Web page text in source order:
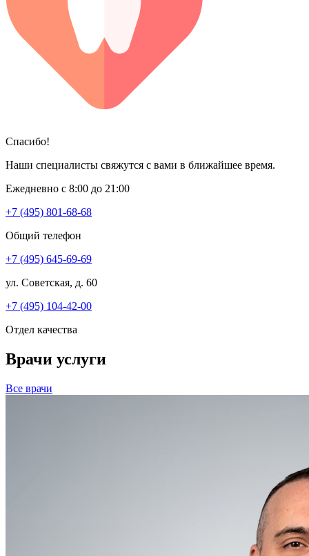
Спасибо!
Наши специалисты свяжутся с вами в ближайшее время.
Ежедневно с 8:00 до 21:00
+7 (495) 801-68-68
Общий телефон
+7 (495) 645-69-69
ул. Советская, д. 60
+7 (495) 104-42-00
Отдел качества
Врачи услуги
Все врачи